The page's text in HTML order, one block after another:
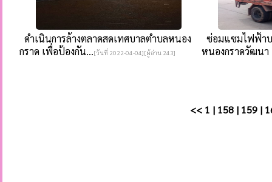
ดำเนินการล้างตลาดสดเทศบาลตำบลหนอง
กราด เพื่อป้องกัน...[วันที่ 2022-04-04][ผู้อ่าน 243]
ซ่อมแซมไฟฟ้าบ
หนองกราดวัฒนา
<< 1 | 158 | 159 |